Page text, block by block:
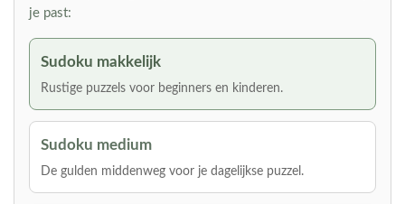
je past:
Sudoku makkelijk
Rustige puzzels voor beginners en kinderen.
Sudoku medium
De gulden middenweg voor je dagelijkse puzzel.